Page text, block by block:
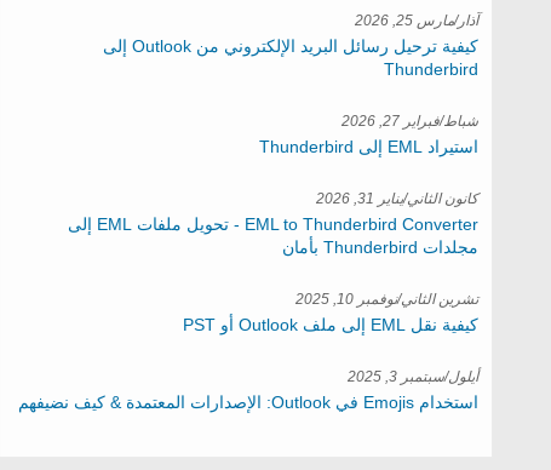
آذار/مارس 25, 2026
كيفية ترحيل رسائل البريد الإلكتروني من Outlook إلى
Thunderbird
شباط/فبراير 27, 2026
استيراد EML إلى Thunderbird
كانون الثاني/يناير 31, 2026
EML to Thunderbird Converter - تحويل ملفات EML إلى
مجلدات Thunderbird بأمان
تشرين الثاني/نوفمبر 10, 2025
كيفية نقل EML إلى ملف Outlook أو PST
أيلول/سبتمبر 3, 2025
استخدام Emojis في Outlook: الإصدارات المعتمدة & كيف نضيفهم